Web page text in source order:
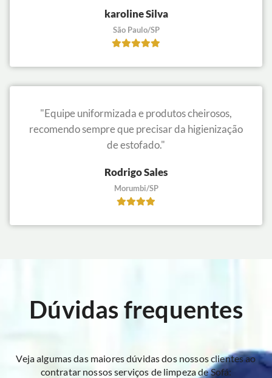
karoline Silva
São Paulo/SP
"Equipe uniformizada e produtos cheirosos,
recomendo sempre que precisar da higienização
de estofado."
Rodrigo Sales
Morumbi/SP
Dúvidas frequentes
Veja algumas das maiores dúvidas dos nossos clientes ao
contratar nossos serviços de limpeza de Sofá: